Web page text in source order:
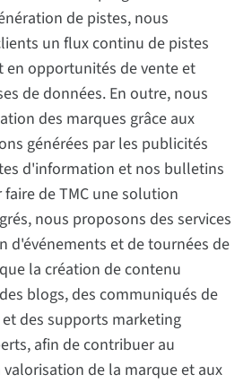
de pistes, nous
un flux continu de pistes
en opportunités de vente et
de données. En outre, nous
des marques grâce aux
générées par les publicités
d'information et nos bulletins
de TMC une solution
nous proposons des services
d'événements et de tournées de
la création de contenu
blogs, des communiqués de
des supports marketing
afin de contribuer au
de la marque et aux